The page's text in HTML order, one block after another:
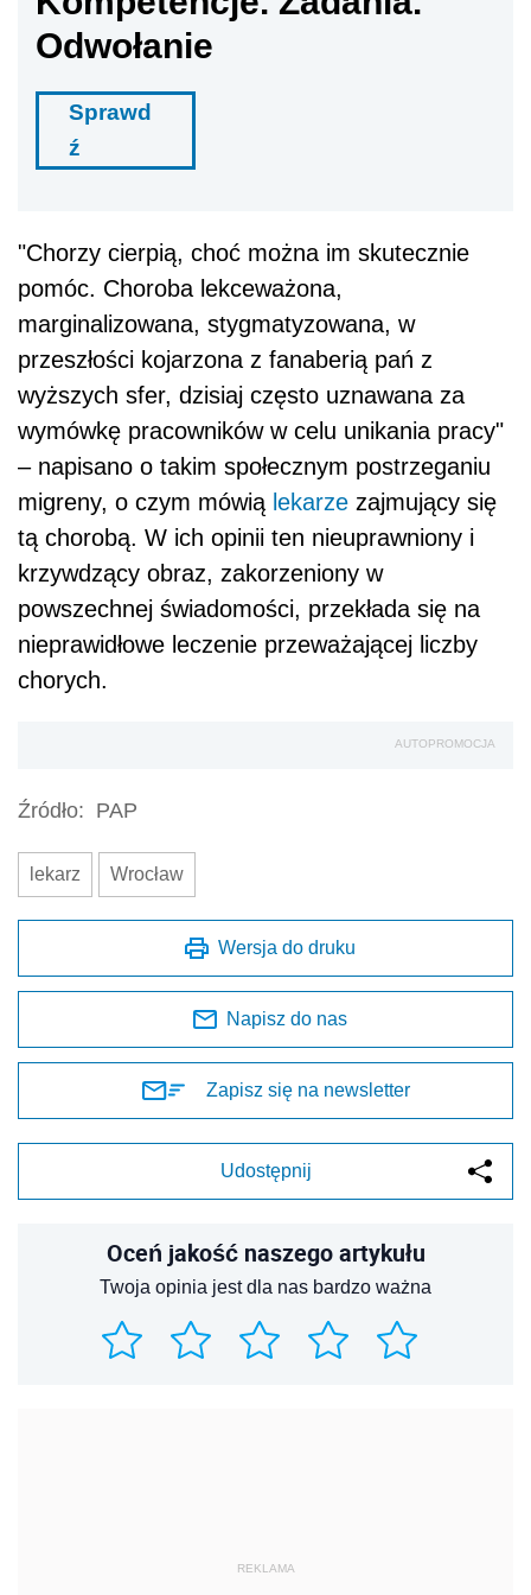
Odwołanie
Sprawd
ź
"Chorzy cierpią, choć można im skutecznie
pomóc. Choroba lekceważona,
marginalizowana, stygmatyzowana, w
przeszłości kojarzona z fanaberią pań z
wyższych sfer, dzisiaj często uznawana za
wymówkę pracowników w celu unikania pracy"
– napisano o takim społecznym postrzeganiu
migreny, o czym mówią lekarze zajmujący się
tą chorobą. W ich opinii ten nieuprawniony i
krzywdzący obraz, zakorzeniony w
powszechnej świadomości, przekłada się na
nieprawidłowe leczenie przeważającej liczby
chorych.
AUTOPROMOCJA
Źródło: PAP
lekarz Wrocław
Wersja do druku
Napisz do nas
Zapisz się na newsletter
Udostępnij
Oceń jakość naszego artykułu
Twoja opinia jest dla nas bardzo ważna
REKLAMA